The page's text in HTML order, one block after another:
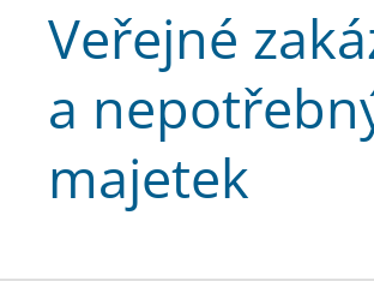
Veřejné
a
majetek